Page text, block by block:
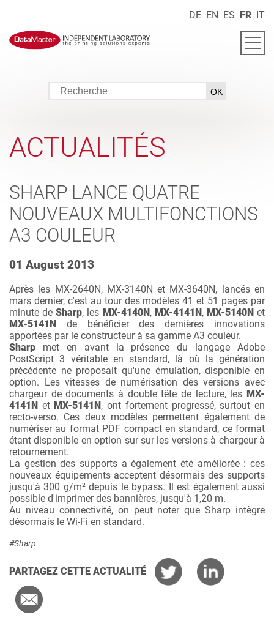
DE EN ES FR IT
ACTUALITÉS
SHARP LANCE QUATRE
NOUVEAUX MULTIFONCTIONS
A3 COULEUR
01 August 2013
Après les MX-2640N, MX-3140N et MX-3640N, lancés en
mars dernier, c'est au tour des modèles 41 et 51 pages par
minute deSharp, les MX-4140N, MX-4141N, MX-5140Net
MX-5141N de bénéficier des dernières innovations
apportées par le constructeur à sa gamme A3 couleur.
Sharp met en avant la présence du langage Adobe
PostScript 3 véritable en standard, là où la génération
précédente ne proposait qu'une émulation, disponible en
option. Les vitesses de numérisation des versions avec
chargeur de documents à double tête de lecture, les MX-
4141N etMX-5141N, ont fortement progressé, surtout en
recto-verso. Ces deux modèles permettent également de
numériser au format PDF compact en standard, ce format
étant disponible en option sur sur les versions à chargeur à
retournement.
La gestion des supports a également été améliorée : ces
nouveaux équipements acceptent désormais des supports
jusqu'à 300 g/m² depuis le bypass. Il est également aussi
possible d'imprimer des bannières, jusqu'à 1,20 m.
Au niveau connectivité, on peut noter que Sharp intègre
désormais le Wi-Fi en standard.
#Sharp
PARTAGEZ CETTE ACTUALITÉ